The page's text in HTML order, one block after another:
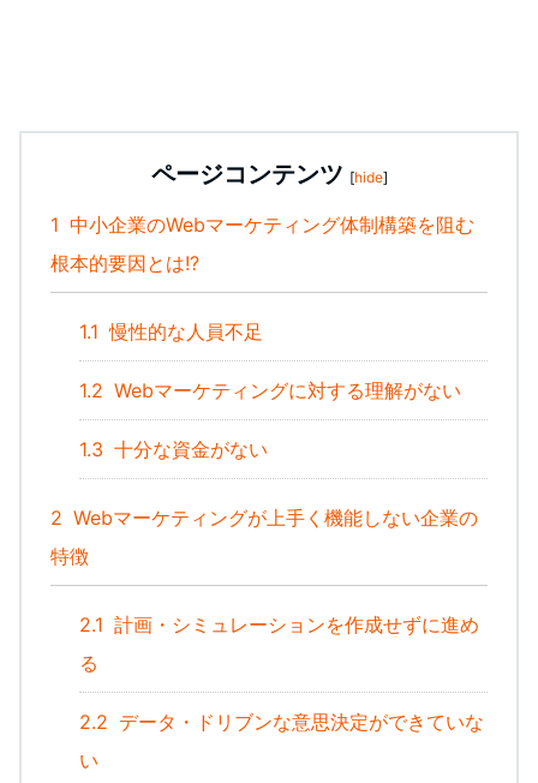
ページコンテンツ [hide]
1 中小企業のWebマーケティング体制構築を阻む
根本的要因とは!?
1.1 慢性的な人員不足
1.2 Webマーケティングに対する理解がない
1.3 十分な資金がない
2 Webマーケティングが上手く機能しない企業の
特徴
2.1 計画・シミュレーションを作成せずに進め
る
2.2 データ・ドリブンな意思決定ができていな
い